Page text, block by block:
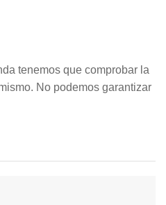
tenemos que comprobar la
No podemos garantizar